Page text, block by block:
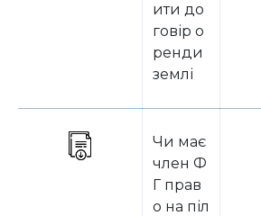
ити до
говір о
ренди
землі
Чи має
член Ф
Г прав
о на піл